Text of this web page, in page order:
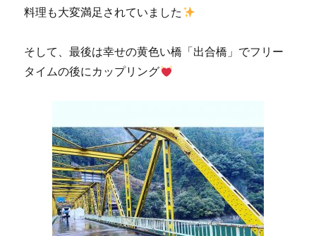
料理も大変満足されていました
そして、最後は幸せの黄色い橋「出合橋」でフリー
タイムの後にカップリング